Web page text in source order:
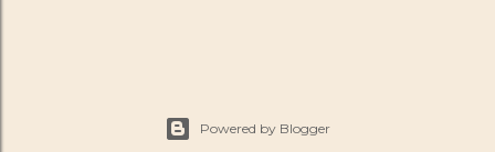
Powered by Blogger